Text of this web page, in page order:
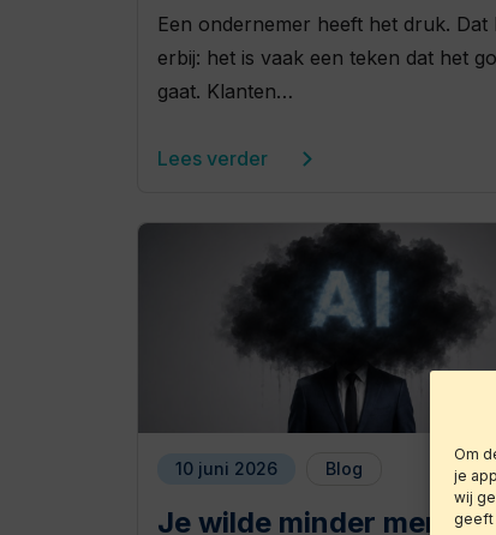
Om
je
wij
geeft
Een ondernemer heeft het druk. Dat
erbij: het is vaak een teken dat het
gaat. Klanten…
Lees verder
10 juni 2026 Blog
Je wilde minder mensen